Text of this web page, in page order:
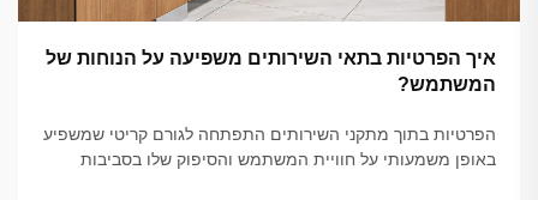
איך הפרטיות בתאי השירותים משפיעה על הנוחות של
המשתמש?
הפרטיות בתוך מתקני השירותים התפתחה לגורם קריטי שמשפיע
באופן משמעותי על חוויית המשתמש והסיפוק שלו בסביבות